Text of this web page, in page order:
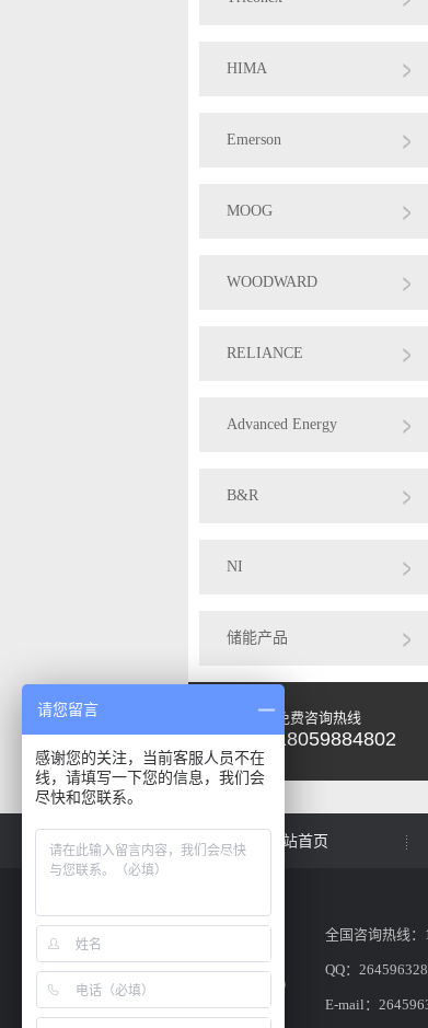
HIMA
Emerson
MOOG
WOODWARD
RELIANCE
Advanced Energy
B&R
NI
储能产品
免费咨询热线
18059884802
网站首页
全国咨询热线：
QQ：
E-mail：
请您留言
感谢您的关注，当前客服人员不在
线，请填写一下您的信息，我们会
尽快和您联系。